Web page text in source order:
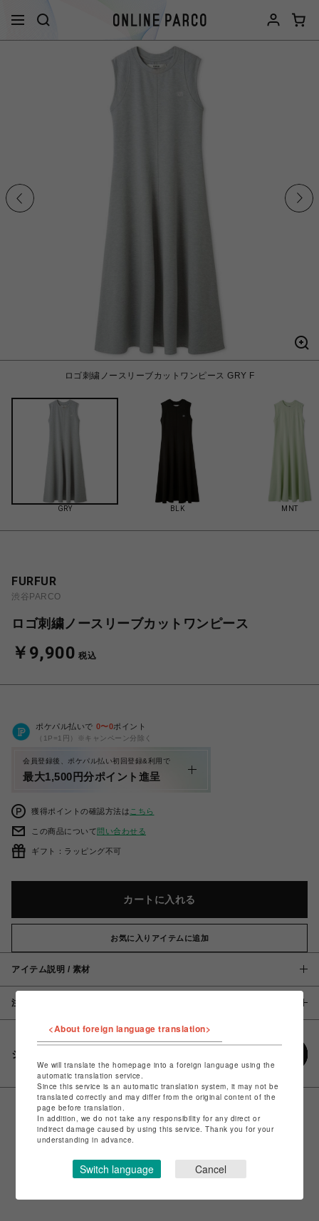
ロゴ刺繍ノースリーブカットワンピース GRY F
GRY BLK MNT
FURFUR
渋谷PARCO
ロゴ刺繍ノースリーブカットワンピース
￥9,900 税込
ポケパル払いで 0〜0ポイント
（1P=1円）※キャンペーン分除く
会員登録後、ポケパル払い初回登録&利用で
最大1,500円分ポイント進呈
獲得ポイントの確認方法は こちら
この商品について問い合わせる
ギフト：ラッピング不可
カートに入れる
お気に入りアイテムに追加
アイテム説明 / 素材
注意事項
シェアする
<About foreign language translation>
We will translate the homepage into a foreign language using the
automatic translation service.
Since this service is an automatic translation system, it may not be
translated correctly and may differ from the original content of the
page before translation.
In addition, we do not take any responsibility for any direct or
indirect damage caused by using this service. Thank you for your
understanding in advance.
Switch language Cancel